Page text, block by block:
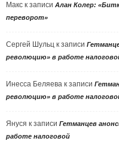
Макс к записи Алан Колер:
переворот»
Сергей Шульц к записи
революцию» в работе
Инесса Беляева к записи
революцию» в работе
Януся к записи Гетманцев
работе налоговой